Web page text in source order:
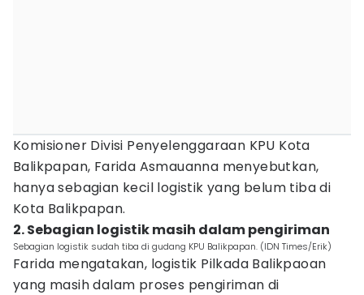
Komisioner Divisi Penyelenggaraan KPU Kota
Balikpapan, Farida Asmauanna menyebutkan,
hanya sebagian kecil logistik yang belum tiba di
Kota Balikpapan.
2. Sebagian logistik masih dalam pengiriman
Sebagian logistik sudah tiba di gudang KPU Balikpapan. (IDN Times/Erik)
Farida mengatakan, logistik Pilkada Balikpaoan
yang masih dalam proses pengiriman di